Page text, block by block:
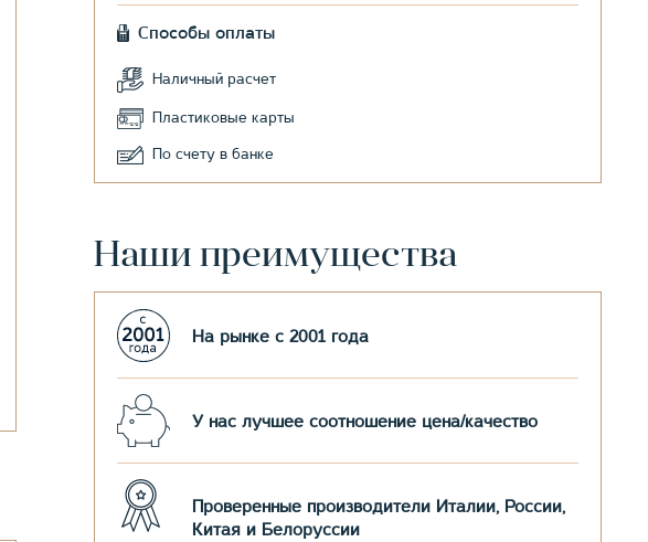
Способы оплаты
Наличный расчет
Пластиковые карты
По счету в банке
Наши преимущества
На рынке с 2001 года
У нас лучшее соотношение цена/качество
Проверенные производители Италии, России,
Китая и Белоруссии